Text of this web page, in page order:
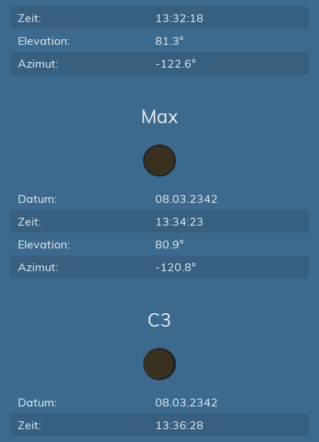
Zeit:
13:32:18
Elevation:
81.3°
Azimut:
-122.6°
Max
Datum:
08.03.2342
Zeit:
13:34:23
Elevation:
80.9°
Azimut:
-120.8°
C3
Datum:
08.03.2342
Zeit:
13:36:28